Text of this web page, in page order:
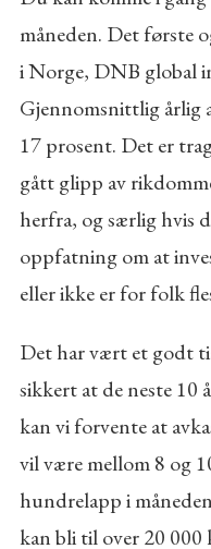
måneden. Det første
i Norge, DNB global
Gjennomsnittlig årlig
17 prosent. Det er
gått glipp av
herfra, og særlig hvis
oppfatning om at
eller ikke er for folk
Det har vært et godt
sikkert at de neste 10
kan vi forvente at
vil være mellom 8 og
hundrelapp i
kan bli til over 20 000